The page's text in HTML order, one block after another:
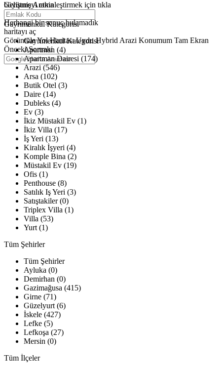
büyütmeyi etkinleştirmek için tıkla
Haritalar yükleniyor
Herhangi bir sonuç bulamadık
haritayı aç
GörüntüleYol Haritası Uydu Hybrid Arazi Konumum Tam Ekran
Önceki Sonraki
Gelişmiş Arama
Gayrimenkul Kategorisi
Gayrimenkul Kategorisi
Apartman (4)
Apartman Dairesi (174)
Arazi (546)
Arsa (102)
Butik Otel (3)
Daire (14)
Dubleks (4)
Ev (3)
İkiz Müstakil Ev (1)
İkiz Villa (17)
İş Yeri (13)
Kiralık İşyeri (4)
Komple Bina (2)
Müstakil Ev (19)
Ofis (1)
Penthouse (8)
Satılık Iş Yeri (3)
Satıştakiler (0)
Triplex Villa (1)
Villa (53)
Yurt (1)
Tüm Şehirler
Tüm Şehirler
Ayluka (0)
Demirhan (0)
Gazimağusa (415)
Girne (71)
Güzelyurt (6)
İskele (427)
Lefke (5)
Lefkoşa (27)
Mersin (0)
Tüm İlçeler